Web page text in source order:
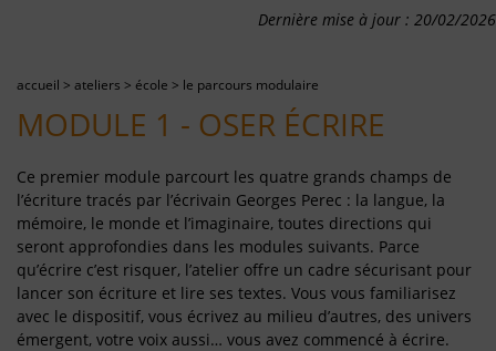
Dernière mise à jour : 20/02/2026
accueil > ateliers > école > le parcours modulaire
MODULE 1 - OSER ÉCRIRE
Ce premier module parcourt les quatre grands champs de
l’écriture tracés par l’écrivain Georges Perec : la langue, la
mémoire, le monde et l’imaginaire, toutes directions qui
seront approfondies dans les modules suivants. Parce
qu’écrire c’est risquer, l’atelier offre un cadre sécurisant pour
lancer son écriture et lire ses textes. Vous vous familiarisez
avec le dispositif, vous écrivez au milieu d’autres, des univers
émergent, votre voix aussi… vous avez commencé à écrire.